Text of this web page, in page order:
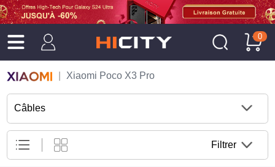
0
Xiaomi Poco X3 Pro
Câbles
Filtrer